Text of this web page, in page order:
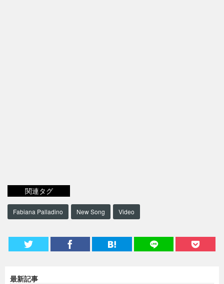
関連タグ
Fabiana Palladino New Song Video
最新記事